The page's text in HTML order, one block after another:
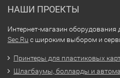
НАШИ ПРОЕКТЫ
Интернет-магазин оборудования
Sec.Ru с широким выбором и
Принтеры для пластиковых
Шлагбаумы, болларды и